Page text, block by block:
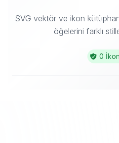
SVG vektör ve ikon
öğelerini farklı
0